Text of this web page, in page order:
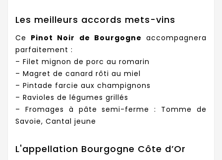
Les meilleurs accords mets-vins
Ce Pinot Noir de Bourgogne accompagnera
parfaitement :
– Filet mignon de porc au romarin
– Magret de canard rôti au miel
– Pintade farcie aux champignons
– Ravioles de légumes grillés
– Fromages à pâte semi-ferme : Tomme de
Savoie, Cantal jeune
L'appellation Bourgogne Côte d’Or